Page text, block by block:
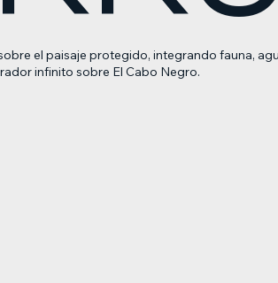
el paisaje protegido, integrando fauna,
infinito sobre El Cabo Negro.